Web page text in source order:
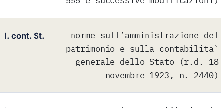
l. cont. St.
norme sull’amministrazione del
patrimonio e sulla contabilita`
generale dello Stato (r.d. 18
novembre 1923, n. 2440)